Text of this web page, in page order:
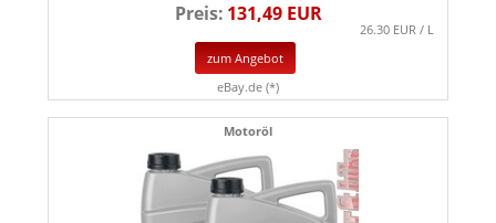
Preis: 131,49 EUR
26.30 EUR / L
zum Angebot
eBay.de (*)
Motoröl